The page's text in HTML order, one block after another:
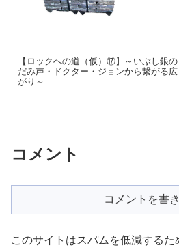
【ロックへの道（仮）⑰】～いぶし銀の
だみ声・ドクター・ジョンから繋がる広
がり～
コメント
コメントを書
このサイトはスパムを低減するた